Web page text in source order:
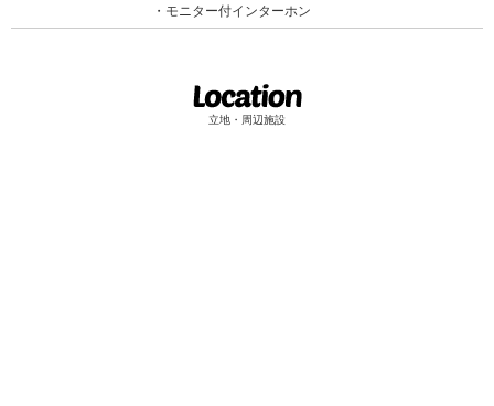
モニター付インターホン
立地・周辺施設